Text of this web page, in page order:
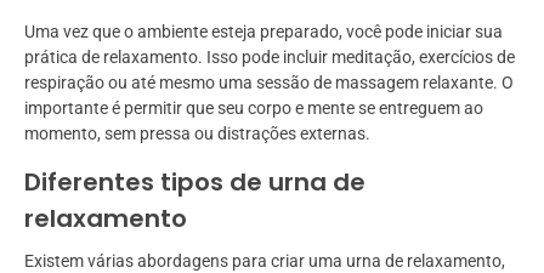
Uma vez que o ambiente esteja preparado, você pode iniciar sua
prática de relaxamento. Isso pode incluir meditação, exercícios de
respiração ou até mesmo uma sessão de massagem relaxante. O
importante é permitir que seu corpo e mente se entreguem ao
momento, sem pressa ou distrações externas.
Diferentes tipos de urna de
relaxamento
Existem várias abordagens para criar uma urna de relaxamento,